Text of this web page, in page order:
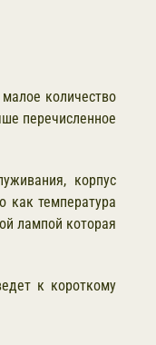
количество
перечисленное
корпус
как температура
лампой которая
к короткому